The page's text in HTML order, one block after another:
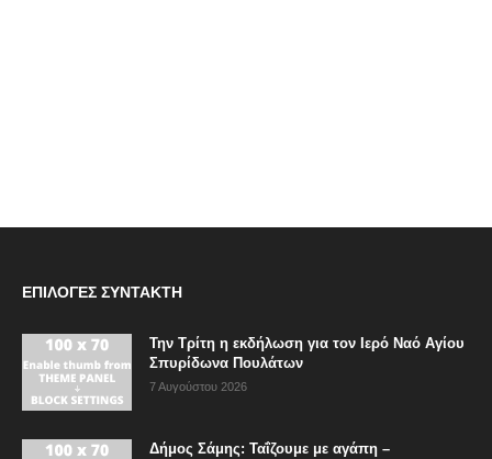
ΕΠΙΛΟΓΈΣ ΣΥΝΤΆΚΤΗ
Την Τρίτη η εκδήλωση για τον Ιερό Ναό Αγίου
Σπυρίδωνα Πουλάτων
7 Αυγούστου 2026
Δήμος Σάμης: Ταΐζουμε με αγάπη –